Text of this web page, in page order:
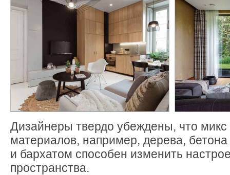
Дизайнеры твердо убеждены, что
материалов, например, дерева,
и бархатом способен изменить
пространства.